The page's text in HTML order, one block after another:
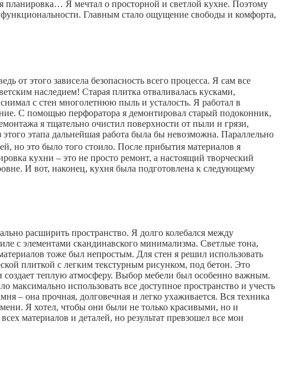
планировка… Я мечтал о просторной и светлой кухне. Поэтому
Главным стало ощущение свободы и комфорта,
от этого зависела безопасность всего процесса. Я сам все
наследием! Старая плитка отваливалась кусками,
с стен многолетнюю пыль и усталость. Я работал в
С помощью перфоратора я демонтировал старый подоконник,
я тщательно очистил поверхности от пыли и грязи,
этапа дальнейшая работа была бы невозможна. Параллельно
но это было того стоило. После прибытия материалов я
кухни – это не просто ремонт, а настоящий творческий
И вот, наконец, кухня была подготовлена к следующему
расширить пространство. Я долго колебался между
с элементами скандинавского минимализма. Светлые тона,
тоже был непростым. Для стен я решил использовать
плиткой с легким текстурным рисунком, под бетон. Это
создает теплую атмосферу. Выбор мебели был особенно важным.
использовать все доступное пространство и учесть
– она прочная, долговечная и легко ухаживается. Вся техника
Я хотел, чтобы они были не только красивыми, но и
материалов и деталей, но результат превзошел все мои